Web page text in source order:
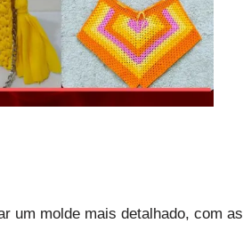
um molde mais detalhado, com as